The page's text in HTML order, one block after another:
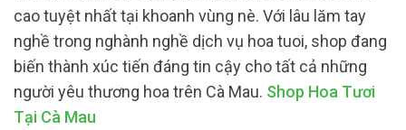
cao tuyệt nhất tại khoanh vùng nè. Với lâu lăm tay
nghề trong nghành nghề dịch vụ hoa tuoi, shop đang
biến thành xúc tiến đáng tin cậy cho tất cả những
người yêu thương hoa trên Cà Mau. Shop Hoa Tươi
Tại Cà Mau